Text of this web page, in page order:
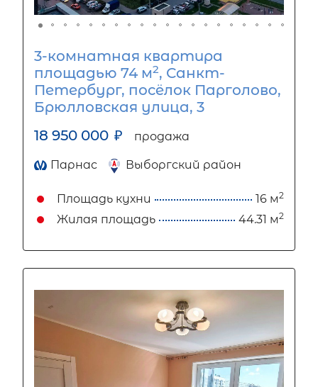
3-комнатная квартира
площадью 74 м2, Санкт-
Петербург, посёлок Парголово,
Брюлловская улица, 3
18 950 000 ₽ продажа
Парнас Выборгский район
Площадь кухни 16 м2
Жилая площадь 44.31 м2